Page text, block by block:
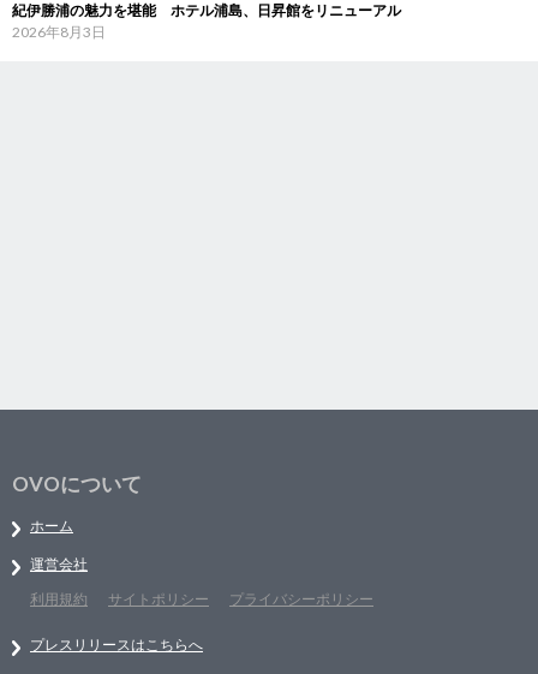
紀伊勝浦の魅力を堪能 ホテル浦島、日昇館をリニューアル
2026年8月3日
OVOについて
ホーム
運営会社
利用規約
サイトポリシー プライバシーポリシー
プレスリリースはこちらへ